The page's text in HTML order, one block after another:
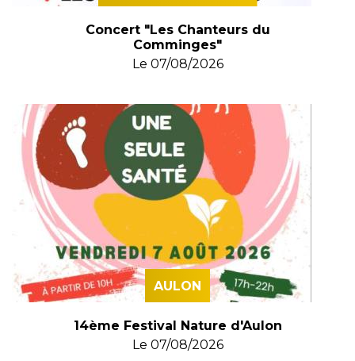
Concert "Les Chanteurs du
Comminges"
Le 07/08/2026
AULON
14ème Festival Nature d'Aulon
Le 07/08/2026